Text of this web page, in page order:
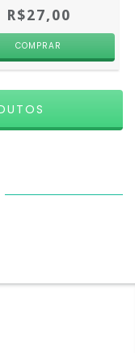
R$27,00